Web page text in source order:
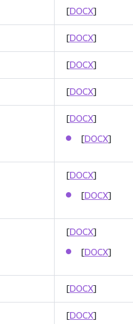
[DOCX]
[DOCX]
[DOCX]
[DOCX]
[DOCX]
[DOCX]
[DOCX]
[DOCX]
[DOCX]
[DOCX]
[DOCX]
[DOCX]